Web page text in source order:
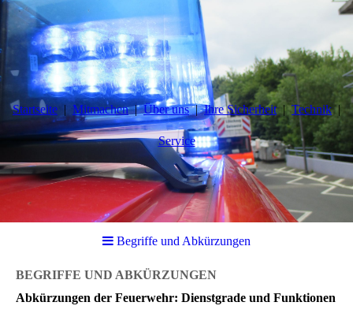
Startseite Mitmachen Über uns Ihre Sicherheit Technik
Service
Begriffe und Abkürzungen
BEGRIFFE UND ABKÜRZUNGEN
Abkürzungen der Feuerwehr: Dienstgrade und Funktionen